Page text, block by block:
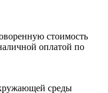
стоимость
оплатой по
среды